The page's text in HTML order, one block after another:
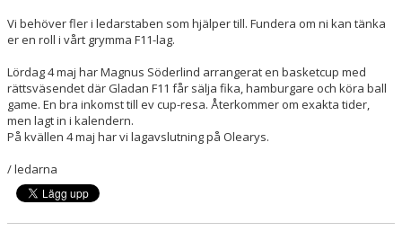
Vi behöver fler i ledarstaben som hjälper till. Fundera om ni kan tänka
er en roll i vårt grymma F11-lag.
Lördag 4 maj har Magnus Söderlind arrangerat en basketcup med
rättsväsendet där Gladan F11 får sälja fika, hamburgare och köra ball
game. En bra inkomst till ev cup-resa. Återkommer om exakta tider,
men lagt in i kalendern.
På kvällen 4 maj har vi lagavslutning på Olearys.
/ ledarna